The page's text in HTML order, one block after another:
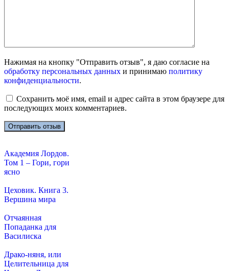
Нажимая на кнопку "Отправить отзыв", я даю согласие на
обработку персональных данных и принимаю политику
конфиденциальности.
Сохранить моё имя, email и адрес сайта в этом браузере для
последующих моих комментариев.
Академия Лордов.
Том 1 – Гори, гори
ясно
Цеховик. Книга 3.
Вершина мира
Отчаянная
Попаданка для
Василиска
Драко-няня, или
Целительница для